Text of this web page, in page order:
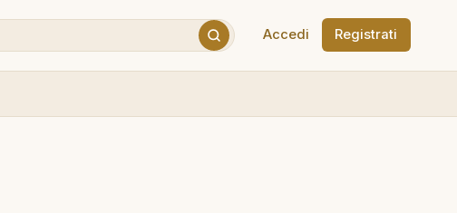
Accedi Registrati